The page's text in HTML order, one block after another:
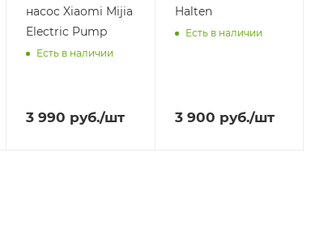
насос Xiaomi Mijia
Electric Pump
Есть в наличии
3 990 руб./шт
Halten
Есть в наличии
3 900 руб./шт